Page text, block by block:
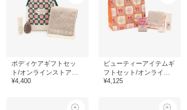
ボディケアギフトセッ
ト/オンラインストア限
定
¥4,400
ビューティーアイテムギ
フトセット/オンライン
ストア限定
¥4,125